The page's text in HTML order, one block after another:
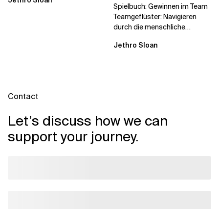
Spielbuch: Gewinnen im Team
Teamgeflüster: Navigieren
durch die menschliche
vorbereitet hat „Wir...
Jethro Sloan
Contact
Let’s discuss how we can
support your journey.